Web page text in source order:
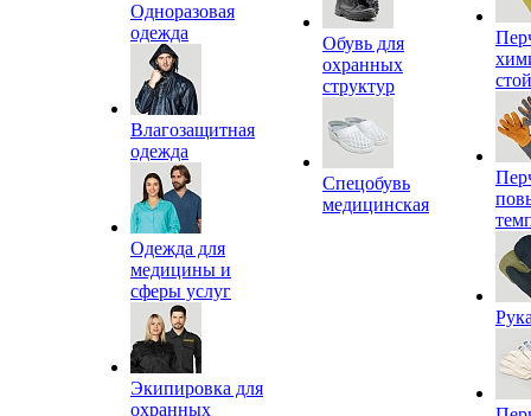
Одноразовая
одежда
Влагозащитная
одежда
Одежда для
медицины и
сферы услуг
Экипировка для
охранных
Обувь для
охранных
структур
Спецобувь
медицинская